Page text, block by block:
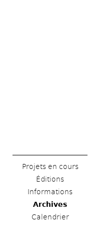
Projets en cours
Éditions
Informations
Archives
Calendrier